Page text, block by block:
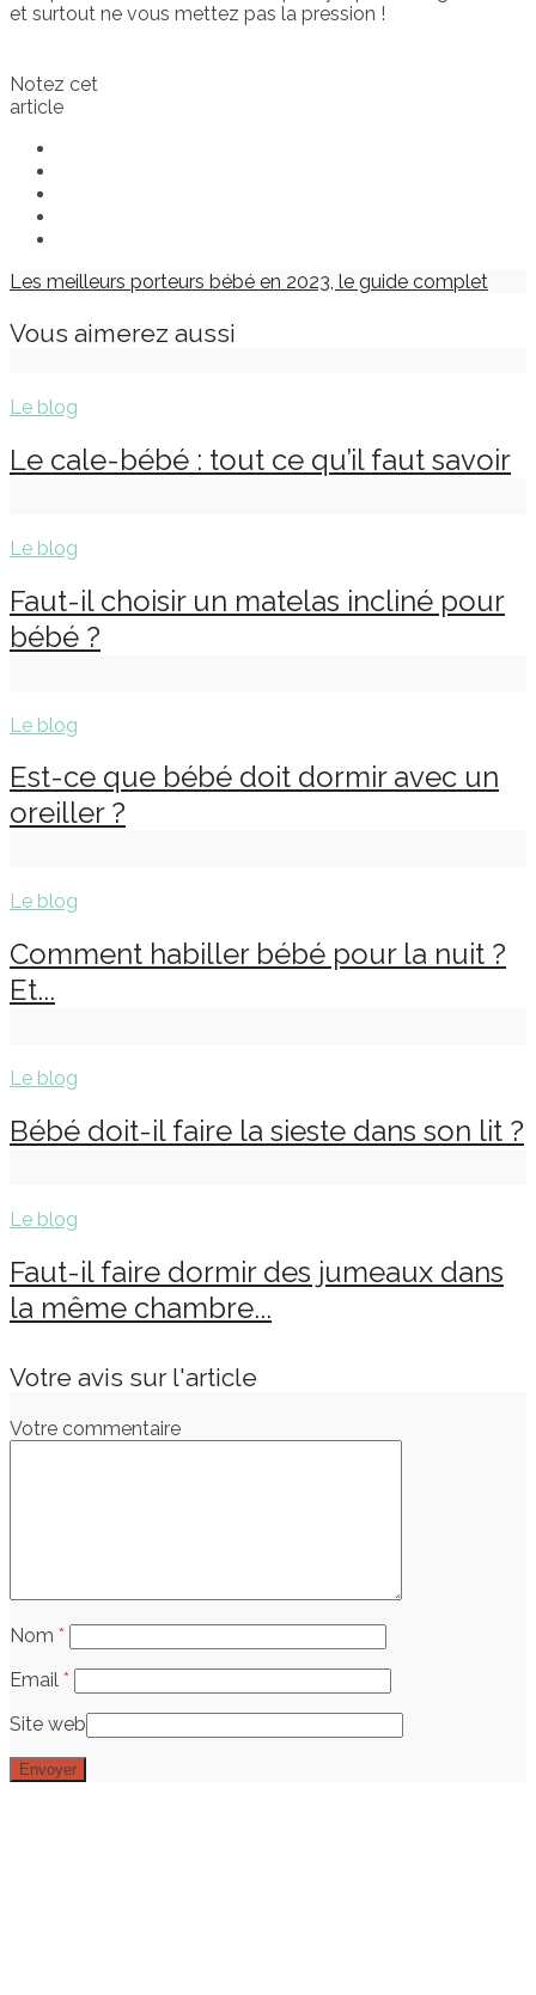
et surtout ne vous mettez pas la pression !
Notez cet
article
Les meilleurs porteurs bébé en 2023, le guide complet
Vous aimerez aussi
Le blog
Le cale-bébé : tout ce qu’il faut savoir
Le blog
Faut-il choisir un matelas incliné pour
bébé ?
Le blog
Est-ce que bébé doit dormir avec un
oreiller ?
Le blog
Comment habiller bébé pour la nuit ?
Et...
Le blog
Bébé doit-il faire la sieste dans son lit ?
Le blog
Faut-il faire dormir des jumeaux dans
la même chambre...
Votre avis sur l'article
Votre commentaire
Nom *
Email *
Site web